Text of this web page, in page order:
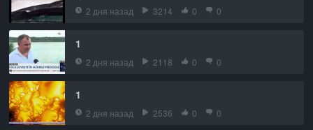
2 дня назад 3214 0 0
1
2 дня назад 2118 0 0
1
2 дня назад 2536 0 0